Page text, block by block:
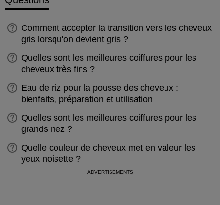
Comment accepter la transition vers les cheveux
gris lorsqu'on devient gris ?
Quelles sont les meilleures coiffures pour les
cheveux très fins ?
Eau de riz pour la pousse des cheveux :
bienfaits, préparation et utilisation
Quelles sont les meilleures coiffures pour les
grands nez ?
Quelle couleur de cheveux met en valeur les
yeux noisette ?